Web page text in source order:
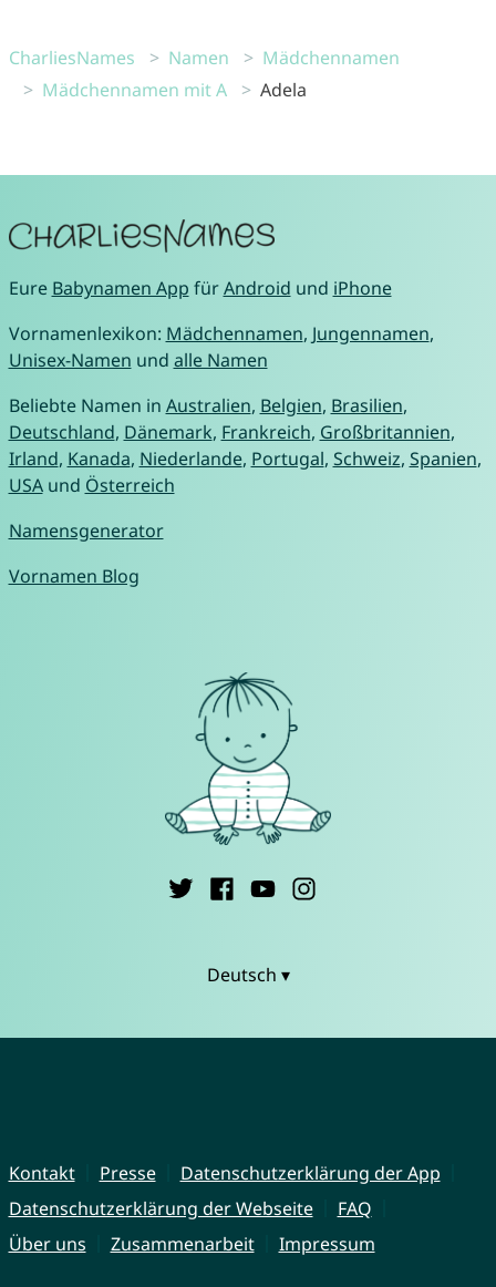
CharliesNames Namen
Mädchennamen
Mädchennamen mit A
Adela
Eure Babynamen App fürAndroid und iPhone
Vornamenlexikon: Mädchennamen, Jungennamen,
Unisex-Namen und alle Namen
Beliebte Namen in Australien, Belgien, Brasilien,
Deutschland, Dänemark, Frankreich, Großbritannien,
Irland, Kanada, Niederlande, Portugal, Schweiz, Spanien,
USAund Österreich
Namensgenerator
Vornamen Blog
Deutsch ▾
Kontakt Presse
Datenschutzerklärung der App
Datenschutzerklärung der Webseite
FAQ
Über uns
Zusammenarbeit Impressum